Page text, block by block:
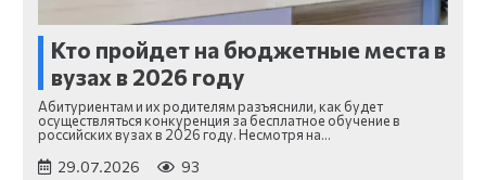
Кто пройдет на бюджетные места в
вузах в 2026 году
Абитуриентам и их родителям разъяснили, как будет
осуществляться конкуренция за бесплатное обучение в
российских вузах в 2026 году. Несмотря на…
29.07.2026 93